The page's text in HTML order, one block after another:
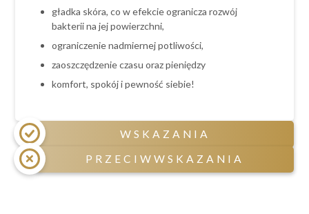
gładka skóra, co w efekcie ogranicza rozwój
bakterii na jej powierzchni,
ograniczenie nadmiernej potliwości,
zaoszczędzenie czasu oraz pieniędzy
komfort, spokój i pewność siebie!
WSKAZANIA
niechciane owłosienie na ciele,
PRZECIWWSKAZANIA